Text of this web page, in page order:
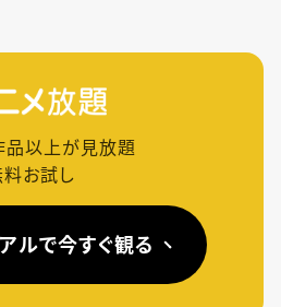
品以上が見放題
お試し
ルで今すぐ観る